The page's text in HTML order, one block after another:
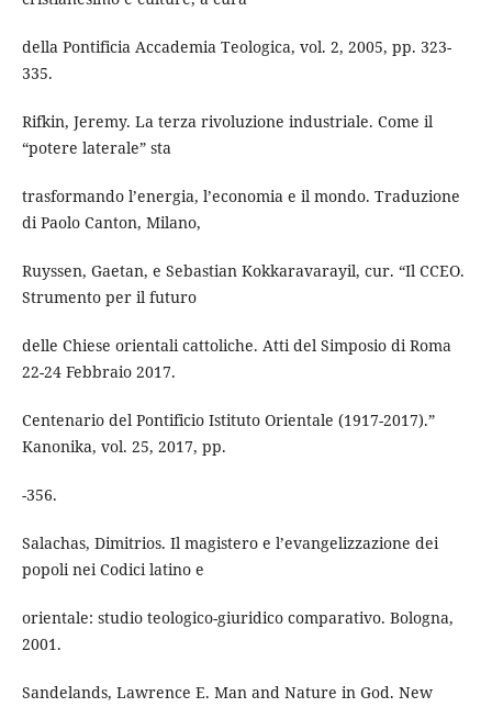
della Pontificia Accademia Teologica, vol. 2, 2005, pp. 323-
335.
Rifkin, Jeremy. La terza rivoluzione industriale. Come il
“potere laterale” sta
trasformando l’energia, l’economia e il mondo. Traduzione
di Paolo Canton, Milano,
Ruyssen, Gaetan, e Sebastian Kokkaravarayil, cur. “Il CCEO.
Strumento per il futuro
delle Chiese orientali cattoliche. Atti del Simposio di Roma
22-24 Febbraio 2017.
Centenario del Pontificio Istituto Orientale (1917-2017).”
Kanonika, vol. 25, 2017, pp.
-356.
Salachas, Dimitrios. Il magistero e l’evangelizzazione dei
popoli nei Codici latino e
orientale: studio teologico-giuridico comparativo. Bologna,
2001.
Sandelands, Lawrence E. Man and Nature in God. New